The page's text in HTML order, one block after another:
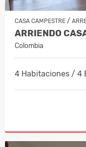
CASA CAMPESTRE /
Colombia
4 Habitaciones / 4